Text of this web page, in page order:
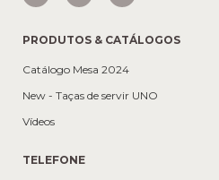
PRODUTOS & CATÁLOGOS
Catálogo Mesa 2024
New - Taças de servir UNO
Vídeos
TELEFONE